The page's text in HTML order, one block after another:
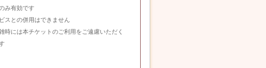
み有効です
スとの併用はできません
時には本チケットのご利用をご遠慮いただく